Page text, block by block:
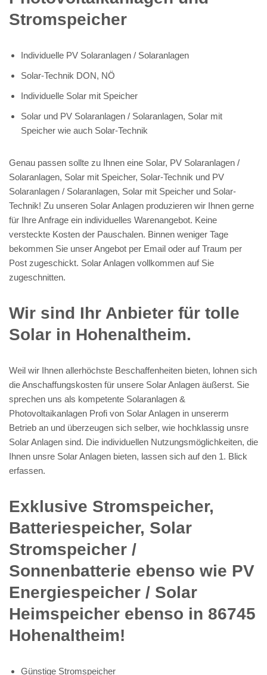
Stromspeicher
Individuelle PV Solaranlagen / Solaranlagen
Solar-Technik DON, NÖ
Individuelle Solar mit Speicher
Solar und PV Solaranlagen / Solaranlagen, Solar mit
Speicher wie auch Solar-Technik
Genau passen sollte zu Ihnen eine Solar, PV Solaranlagen /
Solaranlagen, Solar mit Speicher, Solar-Technik und PV
Solaranlagen / Solaranlagen, Solar mit Speicher und Solar-
Technik! Zu unseren Solar Anlagen produzieren wir Ihnen gerne
für Ihre Anfrage ein individuelles Warenangebot. Keine
versteckte Kosten der Pauschalen. Binnen weniger Tage
bekommen Sie unser Angebot per Email oder auf Traum per
Post zugeschickt. Solar Anlagen vollkommen auf Sie
zugeschnitten.
Wir sind Ihr Anbieter für tolle
Solar in Hohenaltheim.
Weil wir Ihnen allerhöchste Beschaffenheiten bieten, lohnen sich
die Anschaffungskosten für unsere Solar Anlagen äußerst. Sie
sprechen uns als kompetente Solaranlagen &
Photovoltaikanlagen Profi von Solar Anlagen in unsererm
Betrieb an und überzeugen sich selber, wie hochklassig unsre
Solar Anlagen sind. Die individuellen Nutzungsmöglichkeiten, die
Ihnen unsre Solar Anlagen bieten, lassen sich auf den 1. Blick
erfassen.
Exklusive Stromspeicher,
Batteriespeicher, Solar
Stromspeicher /
Sonnenbatterie ebenso wie PV
Energiespeicher / Solar
Heimspeicher ebenso in 86745
Hohenaltheim!
Günstige Stromspeicher